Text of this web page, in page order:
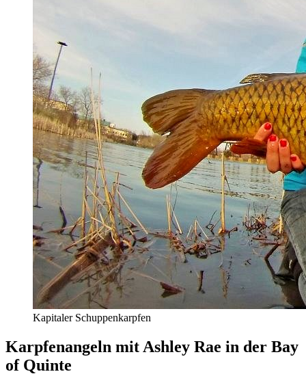
Kapitaler Schuppenkarpfen
Karpfenangeln mit Ashley Rae in der Bay
of Quinte